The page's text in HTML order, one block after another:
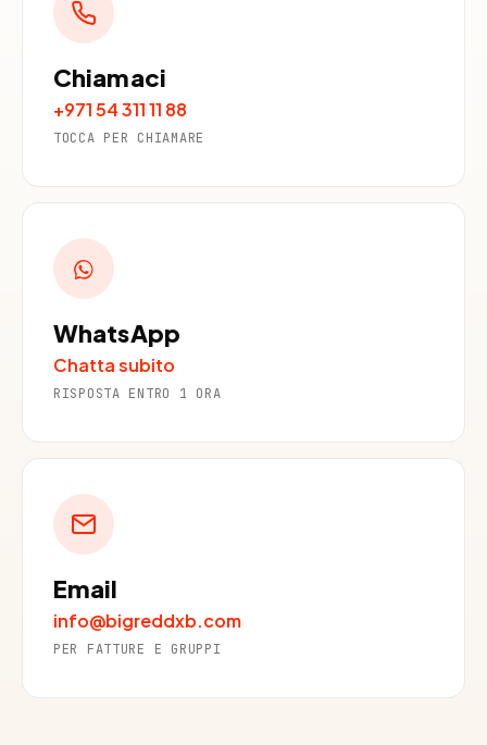
Chiamaci
+971 54 311 11 88
TOCCA PER CHIAMARE
WhatsApp
Chatta subito
RISPOSTA ENTRO 1 ORA
Email
info@bigreddxb.com
PER FATTURE E GRUPPI